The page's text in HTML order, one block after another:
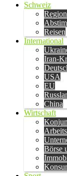
Schweiz
Reisen
International
Iran-
USA
EU
China
Wirtschaft
Börse